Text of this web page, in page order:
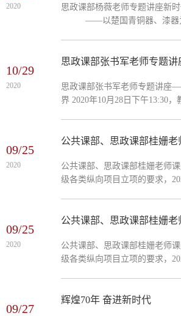
2020
思政课部杨薇老师专题讲座新
——以楚国青铜器、漆器为
为例”，由我校思想政治理论课
室无座位而站立听讲。本场讲
所有专业，在整整两个小时的
10/29
2020
思政课部张书军老师专题讲
思政课部张书军老师专题讲座
界 2020年10月28日下午13:30
的教室座无虚席，还有不少同
2018年以来习近平总书记多次
有之大变局”的重大判断，立足
09/25
2020
公共课部、思政课部桂姗
公共课部、思政课部桂姗老师
级各类纵向项目立项的要求，
究》开...
09/25
2020
公共课部、思政课部桂姗
公共课部、思政课部桂姗老师
级各类纵向项目立项的要求，
究》开...
09/27
​辉煌70年 奋进新时代